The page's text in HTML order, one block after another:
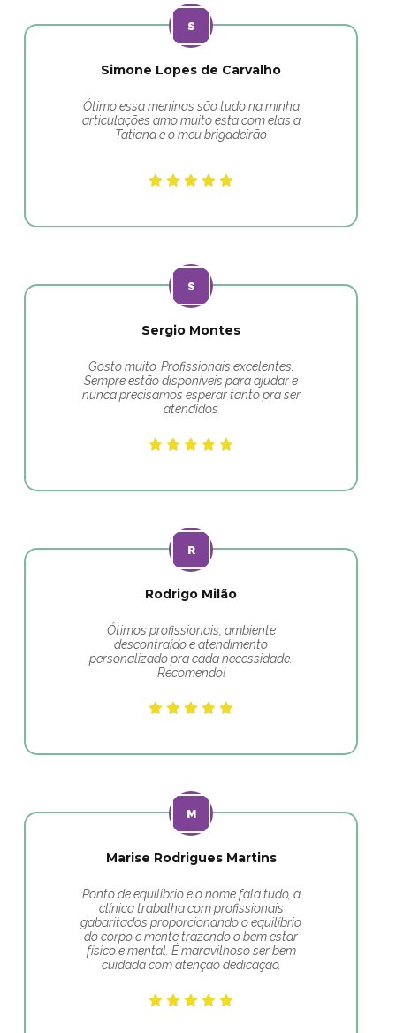
Simone Lopes de Carvalho
Ótimo essa meninas são tudo na minha
articulações amo muito esta com elas a
Tatiana e o meu brigadeirão
Sergio Montes
Gosto muito. Profissionais excelentes.
Sempre estão disponíveis para ajudar e
nunca precisamos esperar tanto pra ser
atendidos
Rodrigo Milão
Ótimos profissionais, ambiente
descontraído e atendimento
personalizado pra cada necessidade.
Recomendo!
Marise Rodrigues Martins
Ponto de equilibrio e o nome fala tudo, a
clínica trabalha com profissionais
gabaritados proporcionando o equilíbrio
do corpo e mente trazendo o bem estar
físico e mental. É maravilhoso ser bem
cuidada com atenção dedicação.